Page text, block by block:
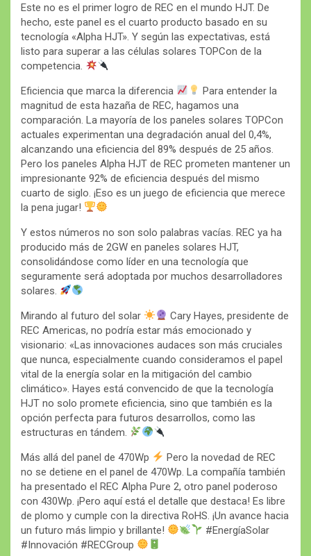
Este no es el primer logro de REC en el mundo HJT. De
hecho, este panel es el cuarto producto basado en su
tecnología «Alpha HJT». Y según las expectativas, está
listo para superar a las células solares TOPCon de la
competencia.
Eficiencia que marca la diferencia
Para entender la
magnitud de esta hazaña de REC, hagamos una
comparación. La mayoría de los paneles solares TOPCon
actuales experimentan una degradación anual del 0,4%,
alcanzando una eficiencia del 89% después de 25 años.
Pero los paneles Alpha HJT de REC prometen mantener un
impresionante 92% de eficiencia después del mismo
cuarto de siglo. ¡Eso es un juego de eficiencia que merece
la pena jugar!
Y estos números no son solo palabras vacías. REC ya ha
producido más de 2GW en paneles solares HJT,
consolidándose como líder en una tecnología que
seguramente será adoptada por muchos desarrolladores
solares.
Mirando al futuro del solar
Cary Hayes, presidente de
REC Americas, no podría estar más emocionado y
visionario: «Las innovaciones audaces son más cruciales
que nunca, especialmente cuando consideramos el papel
vital de la energía solar en la mitigación del cambio
climático». Hayes está convencido de que la tecnología
HJT no solo promete eficiencia, sino que también es la
opción perfecta para futuros desarrollos, como las
estructuras en tándem.
Más allá del panel de 470Wp
Pero la novedad de REC
no se detiene en el panel de 470Wp. La compañía también
ha presentado el REC Alpha Pure 2, otro panel poderoso
con 430Wp. ¡Pero aquí está el detalle que destaca! Es libre
de plomo y cumple con la directiva RoHS. ¡Un avance hacia
un futuro más limpio y brillante!
#EnergíaSolar
#Innovación #RECGroup